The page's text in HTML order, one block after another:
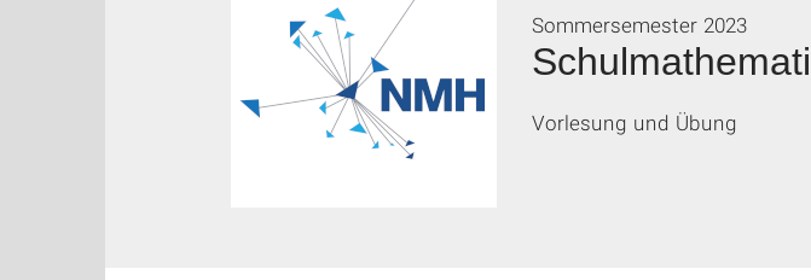
Sommersemester 2023
Vorlesung und Übung